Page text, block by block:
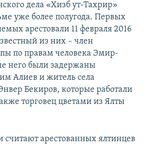
дела «Хизб ут-Тахрир»
уже более полугода. Первых
арестовали 11 февраля 2016
из них – член
по правам человека Эмир-
него были задержаны
Алиев и житель села
Бекиров, которые работали
торговец цветами из Ялты
арестованных ялтинцев